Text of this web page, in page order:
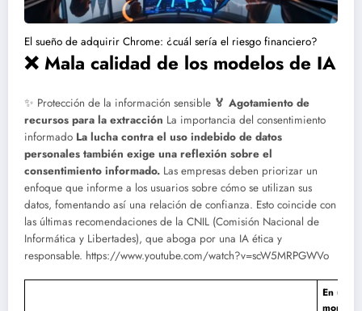
El sueño de adquirir Chrome: ¿cuál sería el riesgo financiero?
❌ Mala calidad de los modelos de IA
✨ Protección de la información sensible 🏅 Agotamiento de
recursos para la extracción La importancia del consentimiento
informado La lucha contra el uso indebido de datos
personales también exige una reflexión sobre el
consentimiento informado. Las empresas deben priorizar un
enfoque que informe a los usuarios sobre cómo se utilizan sus
datos, fomentando así una relación de confianza. Esto coincide con
las últimas recomendaciones de la CNIL (Comisión Nacional de
Informática y Libertades), que aboga por una IA ética y
responsable. https://www.youtube.com/watch?v=scW5MRPGWVo
En un